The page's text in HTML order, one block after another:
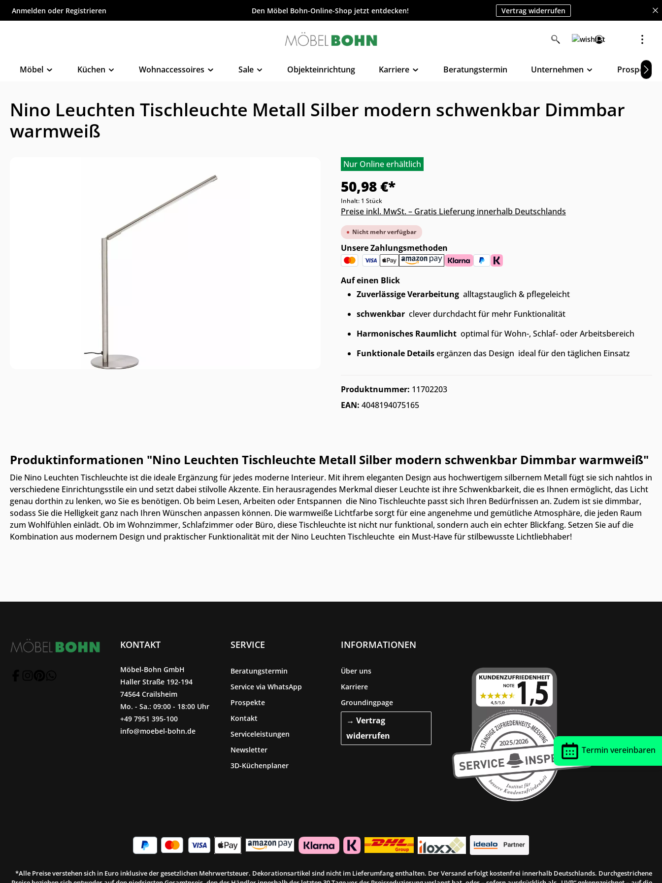
springen
Anmelden oder Registrieren Den Möbel Bohn-Online-Shop jetzt entdecken! Vertrag widerrufen
Möbel Küchen Wohnaccessoires Sale Objekteinrichtung Karriere Beratungstermin Unternehmen Prospekte
Nino Leuchten Tischleuchte Metall Silber modern schwenkbar Dimmbar
warmweiß
Nur Online erhältlich
50,98 €*
Inhalt: 1 Stück
Preise inkl. MwSt. – Gratis Lieferung innerhalb Deutschlands
Nicht mehr verfügbar
Unsere Zahlungsmethoden
Auf einen Blick
Zuverlässige Verarbeitung  alltagstauglich & pflegeleicht
schwenkbar  clever durchdacht für mehr Funktionalität
Harmonisches Raumlicht  optimal für Wohn-, Schlaf- oder Arbeitsbereich
Funktionale Detailsergänzen das Design  ideal für den täglichen Einsatz
Produktnummer: 11702203
EAN: 4048194075165
Produktinformationen "Nino Leuchten Tischleuchte Metall Silber modern schwenkbar Dimmbar warmweiß"
Die Nino Leuchten Tischleuchte ist die ideale Ergänzung für jedes moderne Interieur. Mit ihrem eleganten Design aus hochwertigem silbernem Metall fügt sie sich nahtlos in
verschiedene Einrichtungsstile ein und setzt dabei stilvolle Akzente. Ein herausragendes Merkmal dieser Leuchte ist ihre Schwenkbarkeit, die es Ihnen ermöglicht, das Licht
genau dorthin zu lenken, wo Sie es benötigen. Ob beim Lesen, Arbeiten oder Entspannen  die Nino Tischleuchte passt sich Ihren Bedürfnissen an. Zudem ist sie dimmbar,
sodass Sie die Helligkeit ganz nach Ihren Wünschen anpassen können. Die warmweiße Lichtfarbe sorgt für eine angenehme und gemütliche Atmosphäre, die jeden Raum
zum Wohlfühlen einlädt. Ob im Wohnzimmer, Schlafzimmer oder Büro, diese Tischleuchte ist nicht nur funktional, sondern auch ein echter Blickfang. Setzen Sie auf die
Kombination aus modernem Design und praktischer Funktionalität mit der Nino Leuchten Tischleuchte  ein Must-Have für stilbewusste Lichtliebhaber!
KONTAKT
Möbel-Bohn GmbH
Haller Straße 192-194
74564 Crailsheim
Mo. - Sa.: 09:00 - 18:00 Uhr
+49 7951 395-100
info@moebel-bohn.de
SERVICE
Beratungstermin
Service via WhatsApp
Prospekte
Kontakt
Serviceleistungen
Newsletter
3D-Küchenplaner
INFORMATIONEN
Über uns
Karriere
Groundingpage
→ Vertrag
widerrufen
*Alle Preise verstehen sich in Euro inklusive der gesetzlichen Mehrwertsteuer. Dekorationsartikel sind nicht im Lieferumfang enthalten. Der Versand erfolgt kostenfrei innerhalb Deutschlands. Durchgestrichene
Termin vereinbaren